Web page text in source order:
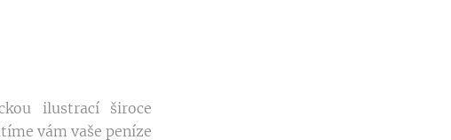
ilustrací široce
vám vaše peníze